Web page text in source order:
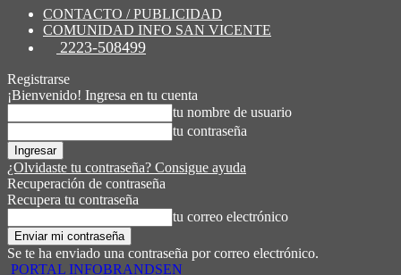
CONTACTO / PUBLICIDAD
COMUNIDAD INFO SAN VICENTE
2223-508499
Registrarse
¡Bienvenido! Ingresa en tu cuenta
tu nombre de usuario
tu contraseña
¿Olvidaste tu contraseña? Consigue ayuda
Recuperación de contraseña
Recupera tu contraseña
tu correo electrónico
Se te ha enviado una contraseña por correo electrónico.
PORTAL INFOBRANDSEN